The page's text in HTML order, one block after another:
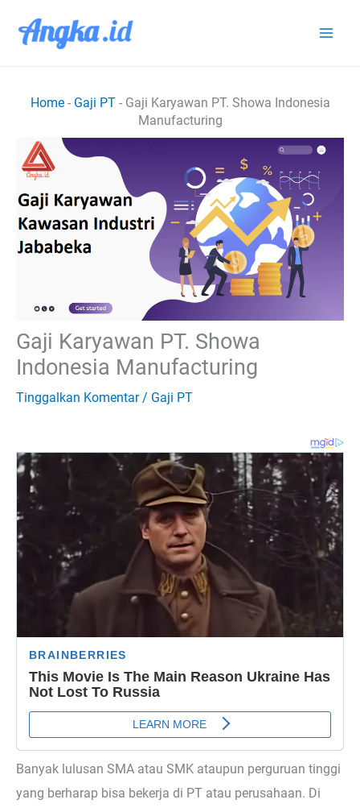
Home- Gaji PT- Gaji Karyawan PT. Showa Indonesia
Manufacturing
Gaji Karyawan PT. Showa
Indonesia Manufacturing
Tinggalkan Komentar / Gaji PT
Banyak lulusan SMA atau SMK ataupun perguruan tinggi
yang berharap bisa bekerja di PT atau perusahaan. Di